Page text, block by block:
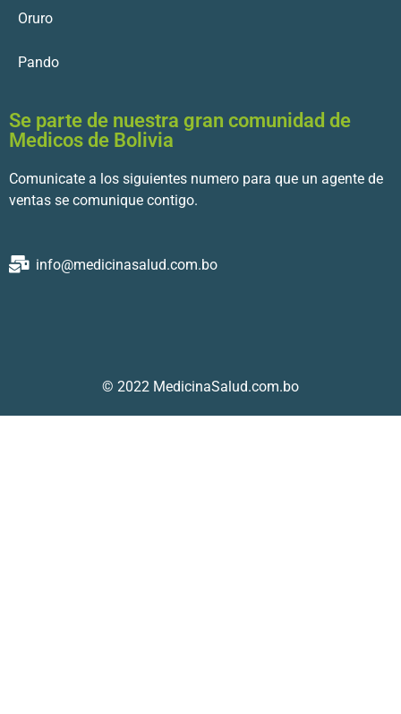
Oruro
Pando
Se parte de nuestra gran comunidad de
Medicos de Bolivia
Comunicate a los siguientes numero para que un agente de
ventas se comunique contigo.
info@medicinasalud.com.bo
© 2022 MedicinaSalud.com.bo